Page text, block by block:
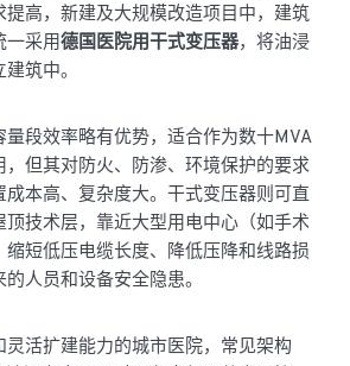
提高，新建及大规模改造项目中，建筑
一采用德国医院用干式变压器，将油浸
筑中。
段效率略有优势，适合作为数十MVA
但其对防火、防渗、环境保护的要求
成本高、复杂度大。干式变压器则可直
技术层，靠近大型用电中心（如手术
缩短低压电缆长度、降低压降和线路损
人员和设备安全隐患。
灵活扩建能力的城市医院，常见架构